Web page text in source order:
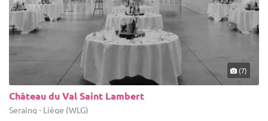
(7)
Château du Val Saint Lambert
Seraing - Liège (WLG)